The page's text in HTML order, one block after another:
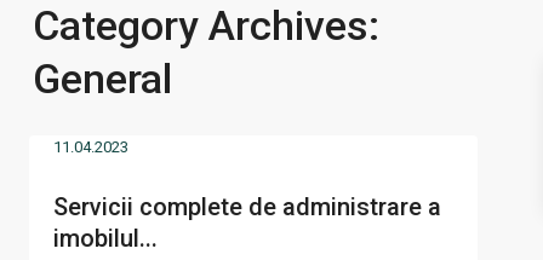
Category Archives:
General
Servicii complete de administrare a
imobilul...
11.04.2023